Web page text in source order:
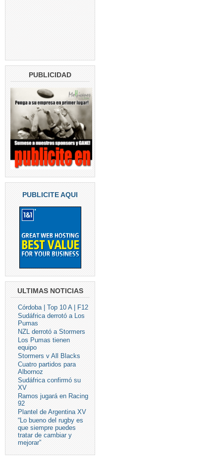
PUBLICIDAD
PUBLICITE AQUI
ULTIMAS NOTICIAS
Córdoba | Top 10 A | F12
Sudáfrica derrotó a Los
Pumas
NZL derrotó a Stormers
Los Pumas tienen
equipo
Stormers v All Blacks
Cuatro partidos para
Albornoz
Sudáfrica confirmó su
XV
Ramos jugará en Racing
92
Plantel de Argentina XV
“Lo bueno del rugby es
que siempre puedes
tratar de cambiar y
mejorar”